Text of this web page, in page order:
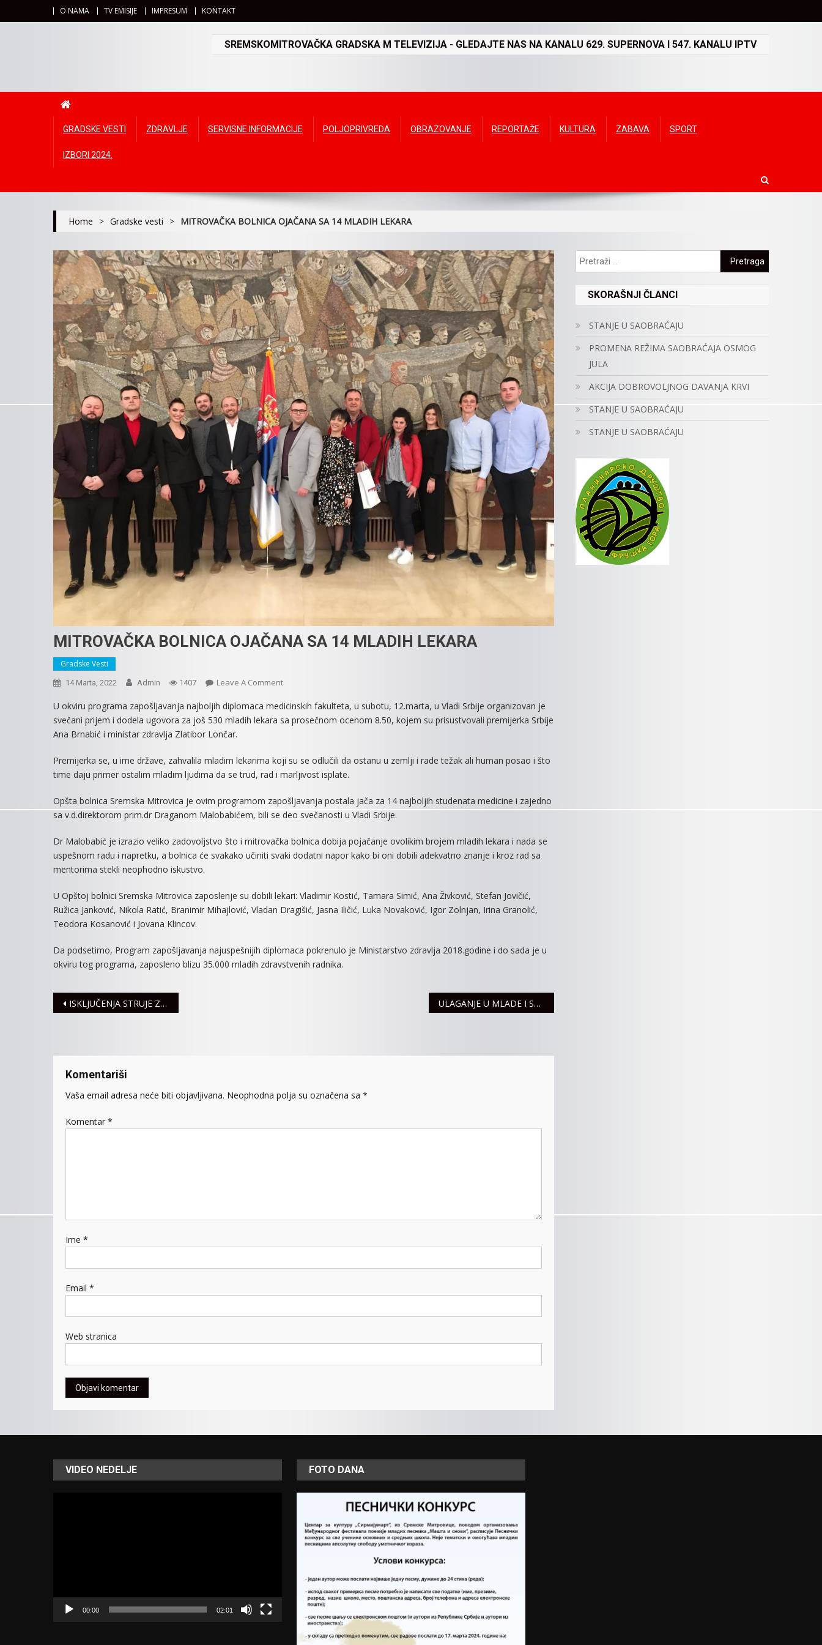
O NAMA TV EMISIJE IMPRESUM KONTAKT
SREMSKOMITROVAČKA GRADSKA M TELEVIZIJA - GLEDAJTE NAS NA KANALU 629. SUPERNOVA I 547. KANALU IPTV
GRADSKE VESTI ZDRAVLJE SERVISNE INFORMACIJE POLJOPRIVREDA OBRAZOVANJE REPORTAŽE KULTURA ZABAVA SPORT
IZBORI 2024.
Home > Gradske vesti > MITROVAČKA BOLNICA OJAČANA SA 14 MLADIH LEKARA
MITROVAČKA BOLNICA OJAČANA SA 14 MLADIH LEKARA
Gradske Vesti
14 Marta, 2022 Admin 1407 Leave A CommentOn
BOLNICA
OJAČANA
MLADIH
LEKARA
U okviru programa zapošljavanja najboljih diplomaca medicinskih fakulteta, u subotu, 12.marta, u Vladi Srbije organizovan je
svečani prijem i dodela ugovora za još 530 mladih lekara sa prosečnom ocenom 8.50, kojem su prisustvovali premijerka Srbije
Ana Brnabić i ministar zdravlja Zlatibor Lončar.
Premijerka se, u ime države, zahvalila mladim lekarima koji su se odlučili da ostanu u zemlji i rade težak ali human posao i što
time daju primer ostalim mladim ljudima da se trud, rad i marljivost isplate.
Opšta bolnica Sremska Mitrovica je ovim programom zapošljavanja postala jača za 14 najboljih studenata medicine i zajedno
sa v.d.direktorom prim.dr Draganom Malobabićem, bili se deo svečanosti u Vladi Srbije.
Dr Malobabić je izrazio veliko zadovoljstvo što i mitrovačka bolnica dobija pojačanje ovolikim brojem mladih lekara i nada se
uspešnom radu i napretku, a bolnica će svakako učiniti svaki dodatni napor kako bi oni dobili adekvatno znanje i kroz rad sa
mentorima stekli neophodno iskustvo.
U Opštoj bolnici Sremska Mitrovica zaposlenje su dobili lekari: Vladimir Kostić, Tamara Simić, Ana Živković, Stefan Jovičić,
Ružica Janković, Nikola Ratić, Branimir Mihajlović, Vladan Dragišić, Jasna Iličić, Luka Novaković, Igor Zolnjan, Irina Granolić,
Teodora Kosanović i Jovana Klincov.
Da podsetimo, Program zapošljavanja najuspešnijih diplomaca pokrenulo je Ministarstvo zdravlja 2018.godine i do sada je u
okviru tog programa, zaposleno blizu 35.000 mladih zdravstvenih radnika.
Navigacija
ISKLJUČENJA STRUJE ZA SREDU, 16. MART ULAGANJE U MLADE I SPORT SE ISPLATI
Komentariši
Vaša email adresa neće biti objavljivana. Neophodna polja su označena sa *
Komentar *
Ime *
Email *
Web stranica
Pretraga:
SKORAŠNJI ČLANCI
STANJE U SAOBRAĆAJU
PROMENA REŽIMA SAOBRAĆAJA OSMOG
JULA
AKCIJA DOBROVOLJNOG DAVANJA KRVI
STANJE U SAOBRAĆAJU
STANJE U SAOBRAĆAJU
VIDEO NEDELJE
00:00 02:01
FOTO DANA